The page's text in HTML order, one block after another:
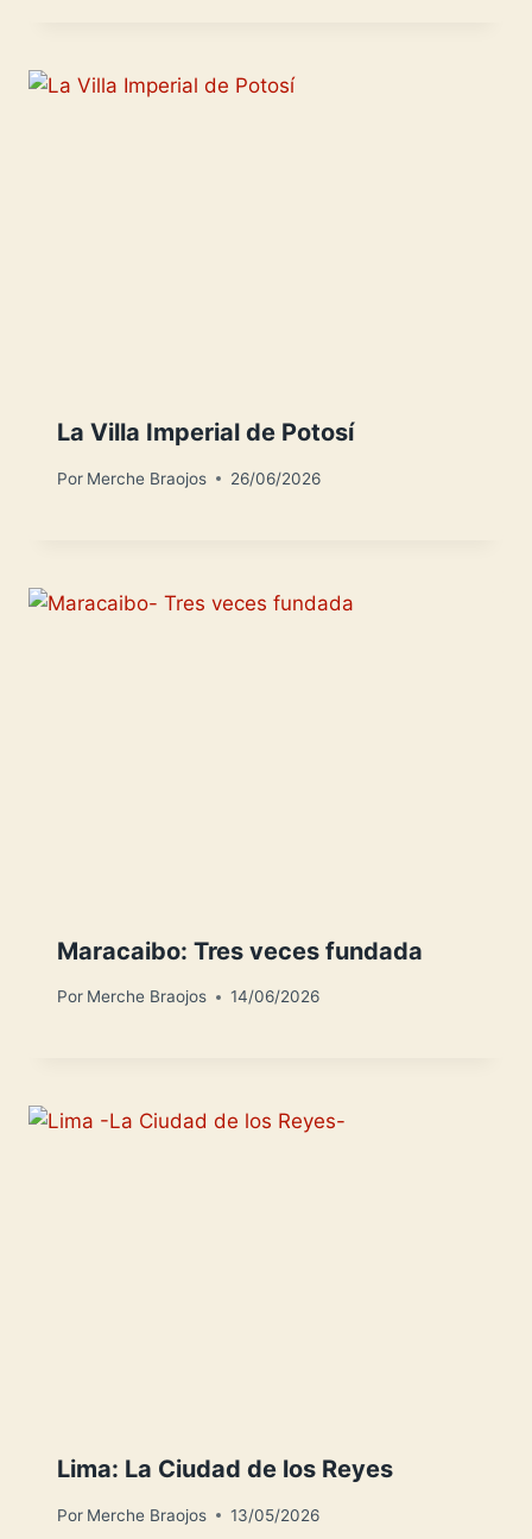
La Villa Imperial de Potosí
Por Merche Braojos 26/06/2026
Maracaibo: Tres veces fundada
Por Merche Braojos 14/06/2026
Lima: La Ciudad de los Reyes
Por Merche Braojos 13/05/2026